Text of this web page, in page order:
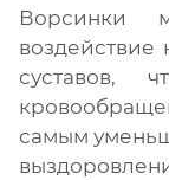
Ворсинки
воздействие
суставов,
самым